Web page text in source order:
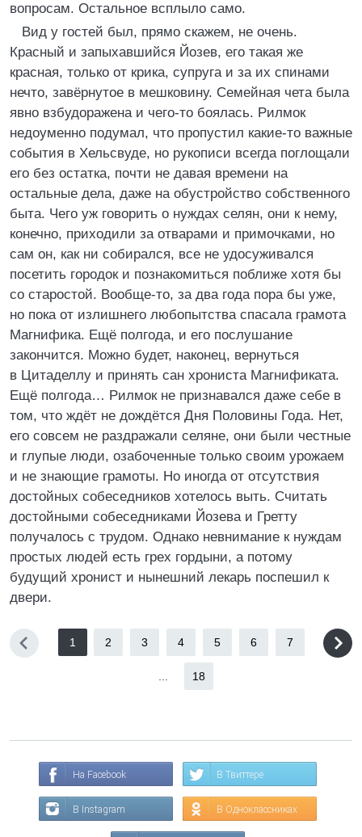
вопросам. Остальное всплыло само.
Вид у гостей был, прямо скажем, не очень.
Красный и запыхавшийся Йозев, его такая же
красная, только от крика, супруга и за их спинами
нечто, завёрнутое в мешковину. Семейная чета была
явно взбудоражена и чего-то боялась. Рилмок
недоуменно подумал, что пропустил какие-то важные
события в Хельсвуде, но рукописи всегда поглощали
его без остатка, почти не давая времени на
остальные дела, даже на обустройство собственного
быта. Чего уж говорить о нуждах селян, они к нему,
конечно, приходили за отварами и примочками, но
сам он, как ни собирался, все не удосуживался
посетить городок и познакомиться поближе хотя бы
со старостой. Вообще-то, за два года пора бы уже,
но пока от излишнего любопытства спасала грамота
Магнифика. Ещё полгода, и его послушание
закончится. Можно будет, наконец, вернуться
в Цитаделлу и принять сан хрониста Магнификата.
Ещё полгода… Рилмок не признавался даже себе в
том, что ждёт не дождётся Дня Половины Года. Нет,
его совсем не раздражали селяне, они были честные
и глупые люди, озабоченные только своим урожаем
и не знающие грамоты. Но иногда от отсутствия
достойных собеседников хотелось выть. Считать
достойными собеседниками Йозева и Гретту
получалось с трудом. Однако невнимание к нуждам
простых людей есть грех гордыни, а потому
будущий хронист и нынешний лекарь поспешил к
двери.
1 2 3 4 5 6 7
18
На Facebook В Твиттере
В Instagram В Одноклассниках